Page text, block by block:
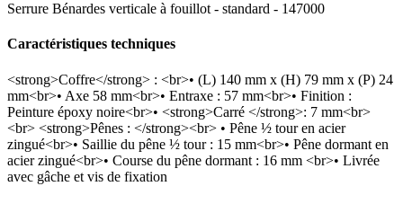
Serrure Bénardes verticale à fouillot - standard - 147000
Caractéristiques techniques
<strong>Coffre</strong> : <br>• (L) 140 mm x (H) 79 mm x (P) 24
mm<br>• Axe 58 mm<br>• Entraxe : 57 mm<br>• Finition :
Peinture époxy noire<br>• <strong>Carré </strong>: 7 mm<br>
<br> <strong>Pênes : </strong><br> • Pêne ½ tour en acier
zingué<br>• Saillie du pêne ½ tour : 15 mm<br>• Pêne dormant en
acier zingué<br>• Course du pêne dormant : 16 mm <br>• Livrée
avec gâche et vis de fixation